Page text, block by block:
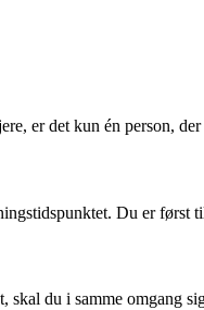
er det kun én person,
Du er først
du i samme omgang